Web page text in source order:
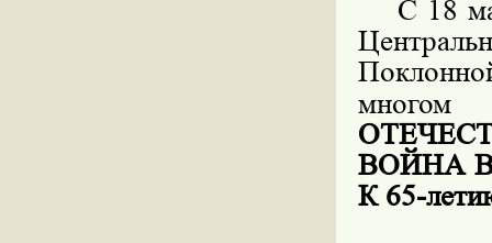
С 18
многом
ВОЙНА
К 65-